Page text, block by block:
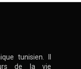
tunisien. Il
de la vie